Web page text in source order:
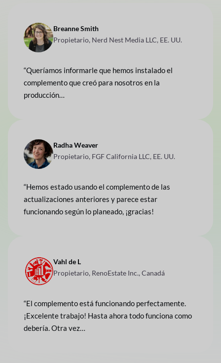
Breanne Smith
Propietario, Nerd Nest Media LLC, EE. UU.
“Queríamos informarle que hemos instalado el
complemento que creó para nosotros en la
producción…
Radha Weaver
Propietario, FGF California LLC, EE. UU.
“Hemos estado usando el complemento de las
actualizaciones anteriores y parece estar
funcionando según lo planeado, ¡gracias!
Vahl de L
Propietario, RenoEstate Inc., Canadá
“El complemento está funcionando perfectamente.
¡Excelente trabajo! Hasta ahora todo funciona como
debería. Otra vez…